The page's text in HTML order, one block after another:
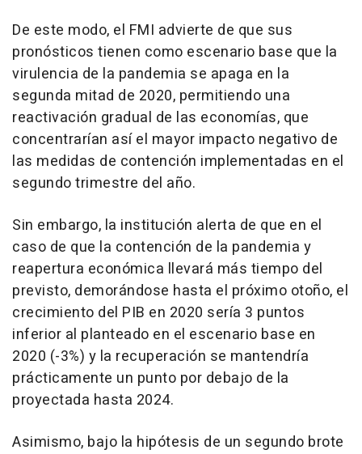
De este modo, el FMI advierte de que sus
pronósticos tienen como escenario base que la
virulencia de la pandemia se apaga en la
segunda mitad de 2020, permitiendo una
reactivación gradual de las economías, que
concentrarían así el mayor impacto negativo de
las medidas de contención implementadas en el
segundo trimestre del año.
Sin embargo, la institución alerta de que en el
caso de que la contención de la pandemia y
reapertura económica llevará más tiempo del
previsto, demorándose hasta el próximo otoño, el
crecimiento del PIB en 2020 sería 3 puntos
inferior al planteado en el escenario base en
2020 (-3%) y la recuperación se mantendría
prácticamente un punto por debajo de la
proyectada hasta 2024.
Asimismo, bajo la hipótesis de un segundo brote